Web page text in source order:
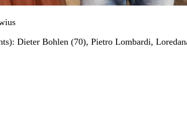
Dieter Bohlen (70), Pietro Lombardi,